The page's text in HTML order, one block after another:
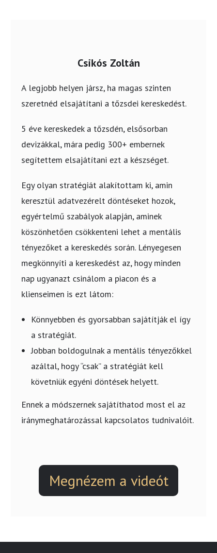
Csikós Zoltán
A legjobb helyen jársz, ha magas szinten
szeretnéd elsajátítani a tőzsdei kereskedést.
5 éve kereskedek a tőzsdén, elsősorban
devizákkal, mára pedig 300+ embernek
segítettem elsajátítani ezt a készséget.
Egy olyan stratégiát alakítottam ki, amin
keresztül adatvezérelt döntéseket hozok,
egyértelmű szabályok alapján, aminek
köszönhetően csökkenteni lehet a mentális
tényezőket a kereskedés során. Lényegesen
megkönnyíti a kereskedést az, hogy minden
nap ugyanazt csinálom a piacon és a
klienseimen is ezt látom:
Könnyebben és gyorsabban sajátítják el így
a stratégiát.
Jobban boldogulnak a mentális tényezőkkel
azáltal, hogy “csak” a stratégiát kell
követniük egyéni döntések helyett.
Ennek a módszernek sajátíthatod most el az
iránymeghatározással kapcsolatos tudnivalóit.
Megnézem a videót